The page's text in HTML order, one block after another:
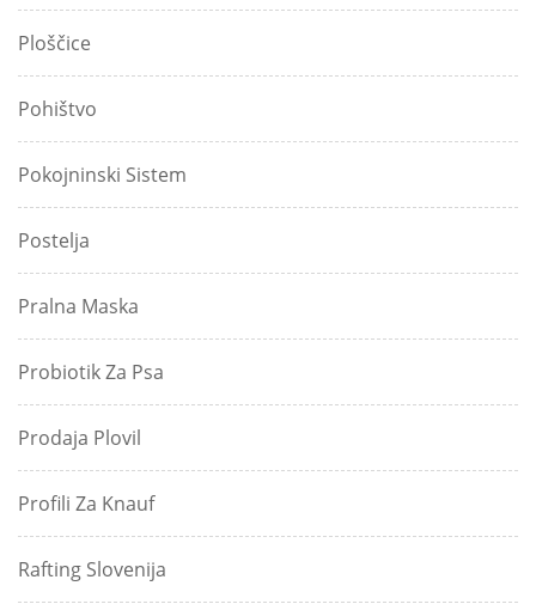
Ploščice
Pohištvo
Pokojninski Sistem
Postelja
Pralna Maska
Probiotik Za Psa
Prodaja Plovil
Profili Za Knauf
Rafting Slovenija